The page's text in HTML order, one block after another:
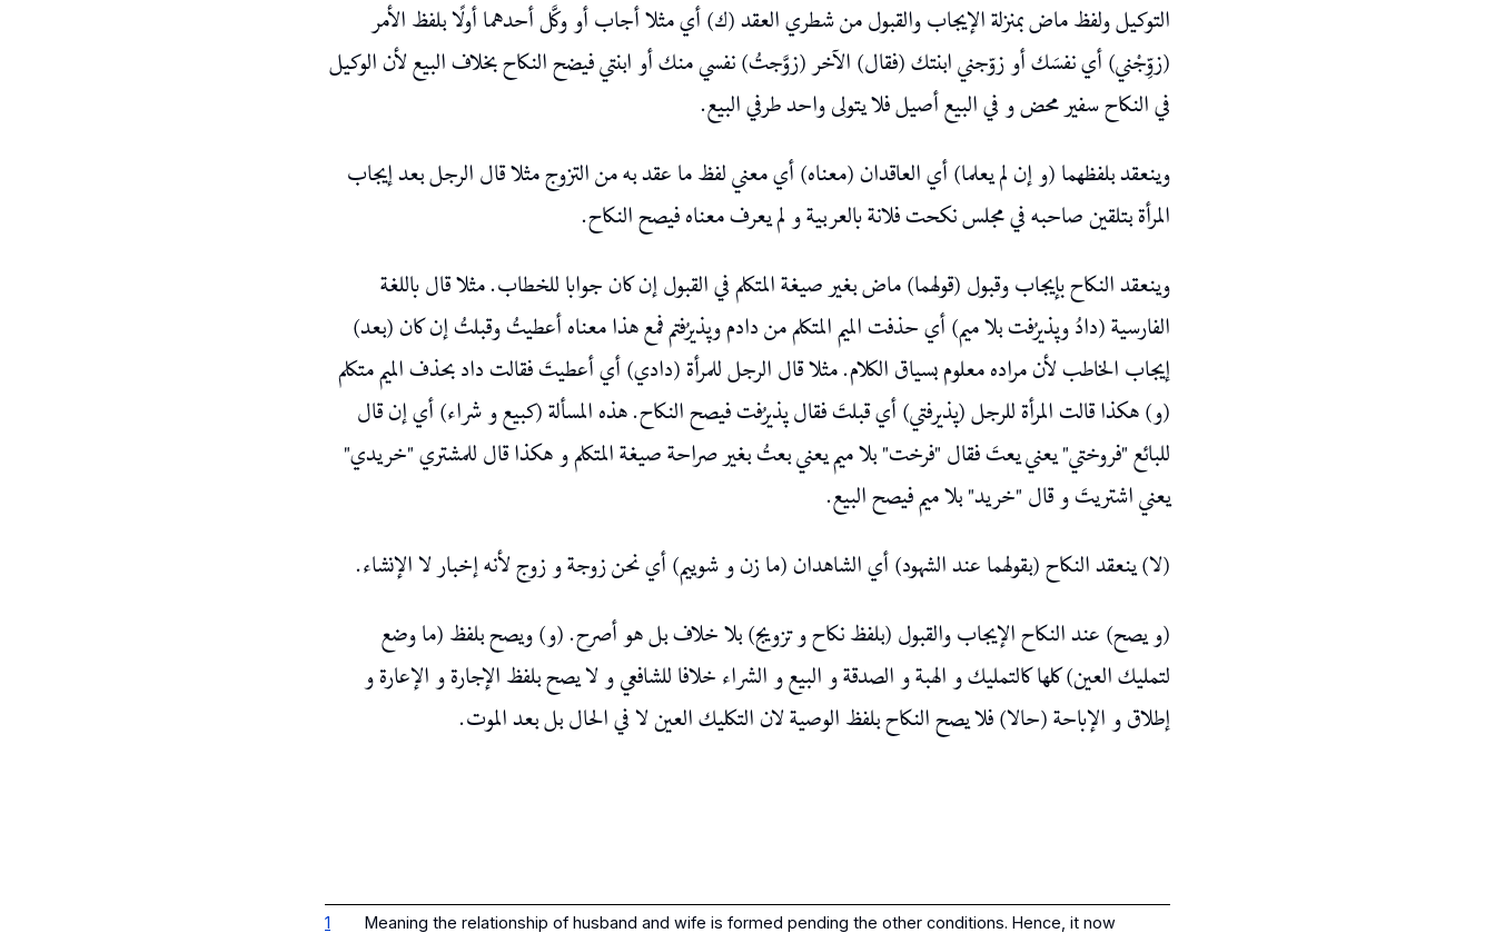
التوكيل ولفظ ماض بمنزلة الإيجاب والقبول من شطري العقد (ك) أي مثلا أجاب أو وكَّل أحدهما أولًا بلفظ الأمر
(زوِّجْني) أي نفسَك أو زوّجني ابنتك (فقال) الآخر (زوَّجتُ) نفسي منك أو ابنتي فيضح النكاح بخلاف البيع لأن الوكيل
في النكاح سفير محض و في البيع أصيل فلا يتولى واحد طرفي البيع.
وينعقد بلفظهما (و إن لم يعلما) أي العاقدان (معناه) أي معني لفظ ما عقد به من التزوج مثلا قال الرجل بعد إيجاب
المرأة بتلقين صاحبه في مجلس نكحت فلانة بالعربية و لم يعرف معناه فيصح النكاح.
وينعقد النكاح بإيجاب وقبول (قولهما) ماض بغير صيغة المتكلم في القبول إن كان جوابا للخطاب. مثلا قال باللغة
الفارسية (دادُ وپذيرُفت بلا ميم) أي حذفت الميم المتكلم من دادم وپذيرُفتم فمع هذا معناه أعطيتُ وقبلتُ إن كان (بعد)
إيجاب الخاطب لأن مراده معلوم بسياق الكلام. مثلا قال الرجل للمرأة (دادي) أي أعطيتَ فقالت داد بحذف الميم متكلم
(و) هكذا قالت المرأة للرجل (پذيرفتي) أي قبلتَ فقال پذيرُفت فيصح النكاح. هذه المسألة (كبيع و شراء) أي إن قال
للبائع "فروختي" يعني يعتَ فقال "فرخت" بلا ميم يعني بعتُ بغير صراحة صيغة المتكلم و هكذا قال للمشتري "خريدي"
يعني اشتريتَ و قال "خريد" بلا ميم فيصح البيع.
(لا) ينعقد النكاح (بقولهما عند الشهود) أي الشاهدان (ما زن و شوييم) أي نحن زوجة و زوج لأنه إخبار لا الإنشاء.
(و يصح) عند النكاح الإيجاب والقبول (بلفظ نكاح و تزويج) بلا خلاف بل هو أصرح. (و) ويصح بلفظ (ما وضع
لتمليك العين) كلها كالتمليك و الهبة و الصدقة و البيع و الشراء خلافا للشافعي و لا يصح بلفظ الإجارة و الإعارة و
إطلاق و الإباحة (حالا) فلا يصح النكاح بلفظ الوصية لان التكليك العين لا في الحال بل بعد الموت.
1
Meaning the relationship of husband and wife is formed pending the other conditions. Hence, it now